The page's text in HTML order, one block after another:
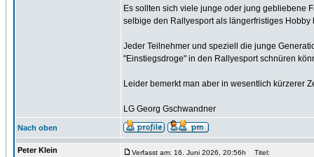
Es sollten sich viele junge oder jung gebliebene
selbige den Rallyesport als längerfristiges Hobby
Jeder Teilnehmer und speziell die junge
"Einstiegsdroge" in den Rallyesport schnüren
Leider bemerkt man aber in wesentlich kürzerer
LG Georg Gschwandner
Nach oben
Peter Klein Verfasst am: 16. Juni 2026, 20:56h Titel: